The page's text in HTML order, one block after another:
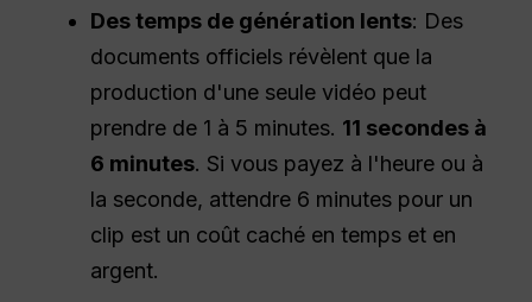
Des temps de génération lents: Des
documents officiels révèlent que la
production d'une seule vidéo peut
prendre de 1 à 5 minutes. 11 secondes à
6 minutes. Si vous payez à l'heure ou à
la seconde, attendre 6 minutes pour un
clip est un coût caché en temps et en
argent.